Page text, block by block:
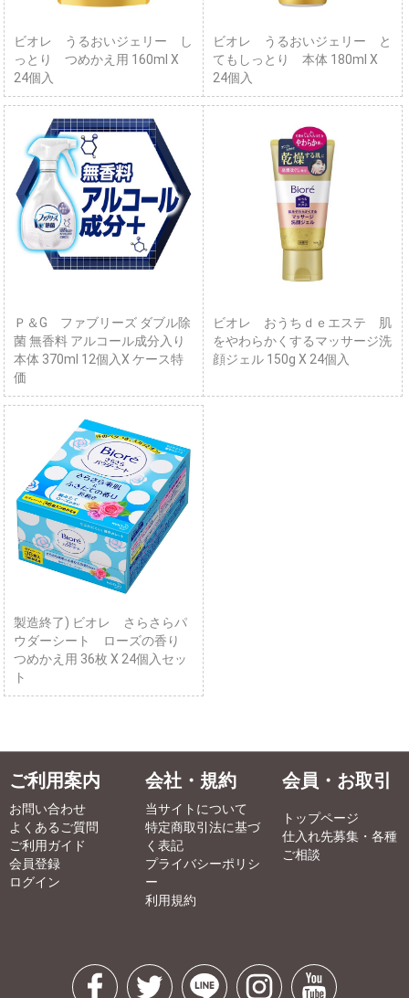
ビオレ うるおいジェリー し
っとり つめかえ用 160ml X
24個入
ビオレ うるおいジェリー と
てもしっとり 本体 180ml X
24個入
Ｐ＆G ファブリーズ ダブル除
菌 無香料 アルコール成分入り
本体 370ml 12個入X ケース特
価
ビオレ おうちｄｅエステ 肌
をやわらかくするマッサージ洗
顔ジェル 150g X 24個入
製造終了) ビオレ さらさらパ
ウダーシート ローズの香り
つめかえ用 36枚 X 24個入セッ
ト
ご利用案内
お問い合わせ
よくあるご質問
ご利用ガイド
会員登録
ログイン
会社・規約
当サイトについて
特定商取引法に基づ
く表記
プライバシーポリシ
ー
利用規約
会員・お取引
トップページ
仕入れ先募集・各種
ご相談